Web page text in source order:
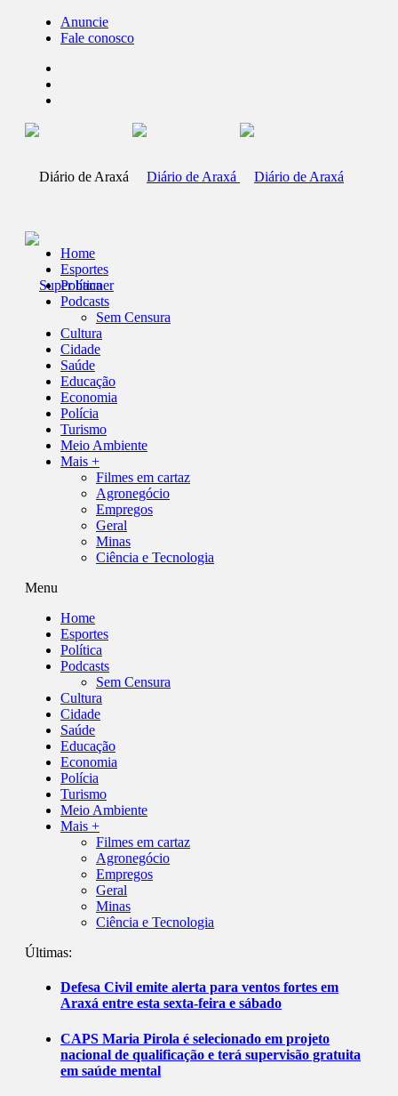
Anuncie
Fale conosco
Home
Esportes
Política
Podcasts
Sem Censura
Cultura
Cidade
Saúde
Educação
Economia
Polícia
Turismo
Meio Ambiente
Mais +
Filmes em cartaz
Agronegócio
Empregos
Geral
Minas
Ciência e Tecnologia
Menu
Home
Esportes
Política
Podcasts
Sem Censura
Cultura
Cidade
Saúde
Educação
Economia
Polícia
Turismo
Meio Ambiente
Mais +
Filmes em cartaz
Agronegócio
Empregos
Geral
Minas
Ciência e Tecnologia
Últimas:
Defesa Civil emite alerta para ventos fortes em
Araxá entre esta sexta-feira e sábado
CAPS Maria Pirola é selecionado em projeto
nacional de qualificação e terá supervisão gratuita
em saúde mental